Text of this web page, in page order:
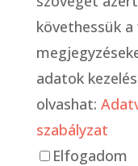
követhessük
adatok
olvashat:
szabályzat
Elfogadom